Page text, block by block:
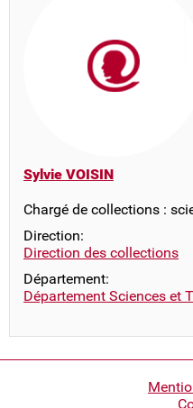
Sylvie VOISIN
Chargé de collections :
Direction:
Direction des collections
Département:
Département Sciences et